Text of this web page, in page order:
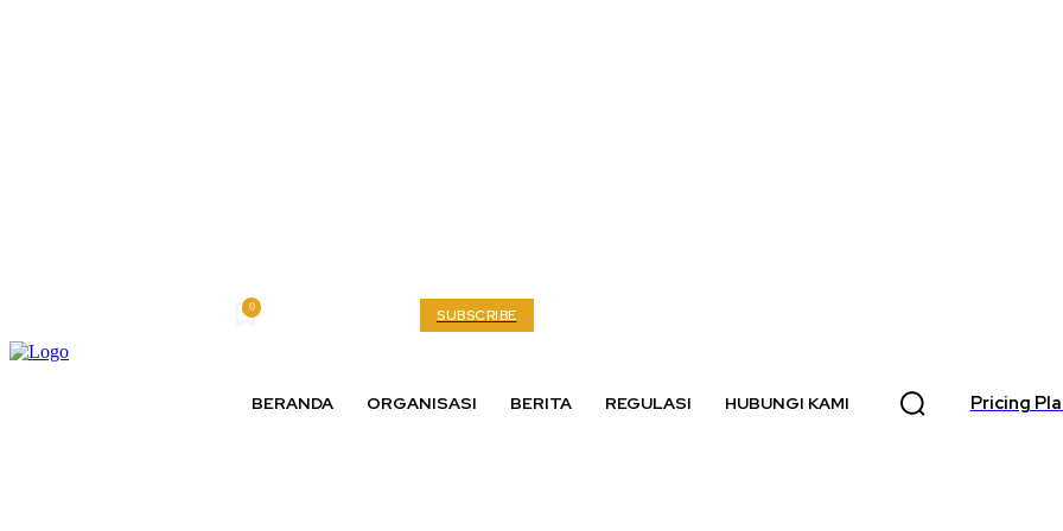
0 SUBSCRIBE
BERANDA ORGANISASI BERITA REGULASI HUBUNGI KAMI Pricing